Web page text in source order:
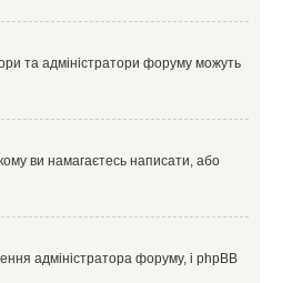
та адміністратори форуму можуть
ви намагаєтесь написати, або
адміністратора форуму, і phpBB